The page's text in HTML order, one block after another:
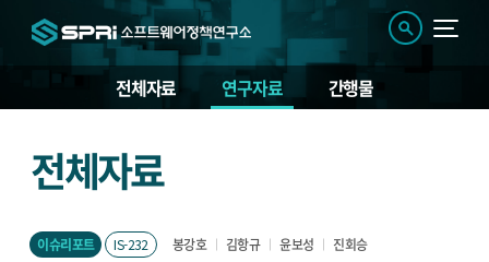
전체자료 연구자료 간행물
전체자료
이슈리포트 IS-232 봉강호 김항규 윤보성
진회승